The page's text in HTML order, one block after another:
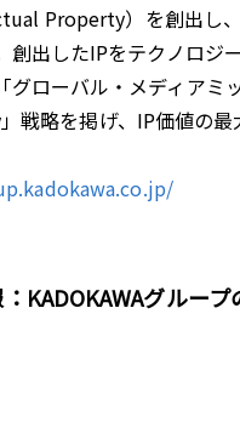
Property）を創出し
創出したIPをテクノロジ
グローバル・メディアミ
戦略を掲げ、IP価値の最
：KADOKAWAグルー